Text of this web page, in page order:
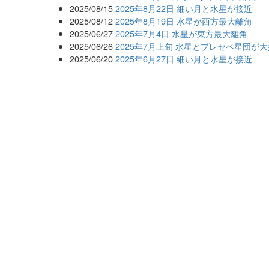
2025/08/15 2025年8月22日 細い月と水星が接近
2025/08/12 2025年8月19日 水星が西方最大離角
2025/06/27 2025年7月4日 水星が東方最大離角
2025/06/26 2025年7月上旬 水星とプレセペ星団が
2025/06/20 2025年6月27日 細い月と水星が接近